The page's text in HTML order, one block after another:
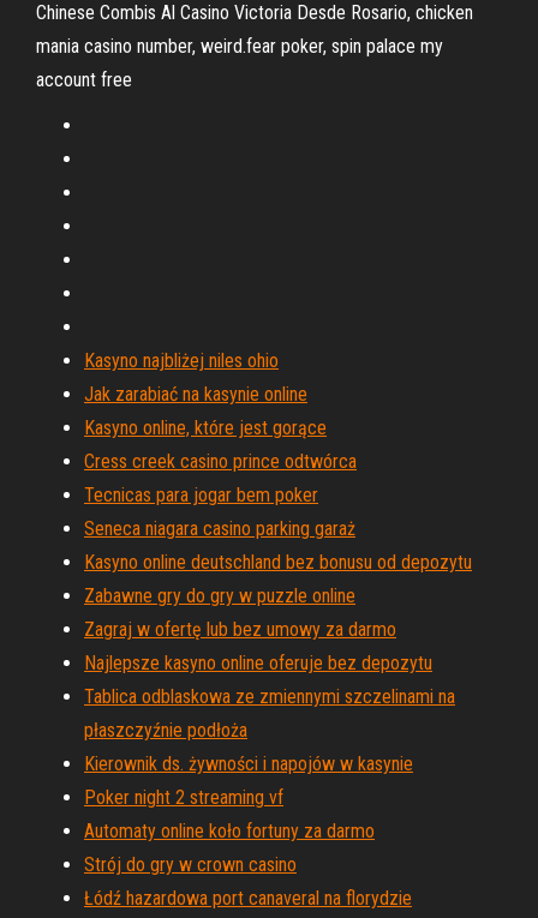
Chinese Combis Al Casino Victoria Desde Rosario, chicken
mania casino number, weird.fear poker, spin palace my
account free
Kasyno najbliżej niles ohio
Jak zarabiać na kasynie online
Kasyno online, które jest gorące
Cress creek casino prince odtwórca
Tecnicas para jogar bem poker
Seneca niagara casino parking garaż
Kasyno online deutschland bez bonusu od depozytu
Zabawne gry do gry w puzzle online
Zagraj w ofertę lub bez umowy za darmo
Najlepsze kasyno online oferuje bez depozytu
Tablica odblaskowa ze zmiennymi szczelinami na
płaszczyźnie podłoża
Kierownik ds. żywności i napojów w kasynie
Poker night 2 streaming vf
Automaty online koło fortuny za darmo
Strój do gry w crown casino
Łódź hazardowa port canaveral na florydzie